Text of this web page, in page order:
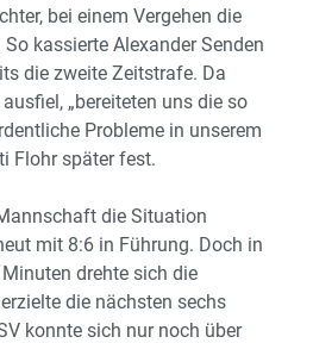
bei einem Vergehen die
kassierte Alexander Senden
die zweite Zeitstrafe. Da
„bereiteten uns die so
Probleme in unserem
Flohr später fest.
die Situation
mit 8:6 in Führung. Doch in
drehte sich die
die nächsten sechs
konnte sich nur noch über